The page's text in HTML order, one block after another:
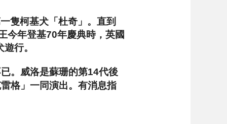
隻柯基犬「杜奇」。直到
今年登基70年慶典時，英國
行。
。威洛是蘇珊的第14代後
格」一同演出。有消息指